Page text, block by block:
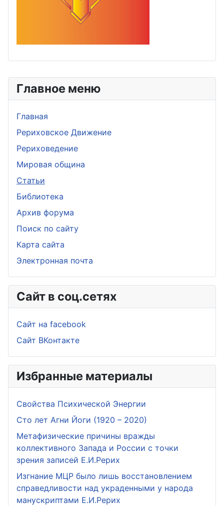
Главное меню
Главная
Рериховское Движение
Рериховедение
Мировая община
Статьи
Библиотека
Архив форума
Поиск по сайту
Карта сайта
Электронная почта
Сайт в соц.сетях
Сайт на facebook
Сайт ВКонтакте
Избранные материалы
Свойства Психической Энергии
Сто лет Агни Йоги (1920 – 2020)
Метафизические причины вражды
коллективного Запада и России с точки
зрения записей Е.И.Рерих
Изгнание МЦР было лишь восстановлением
справедливости над украденными у народа
манускриптами Е.И.Рерих